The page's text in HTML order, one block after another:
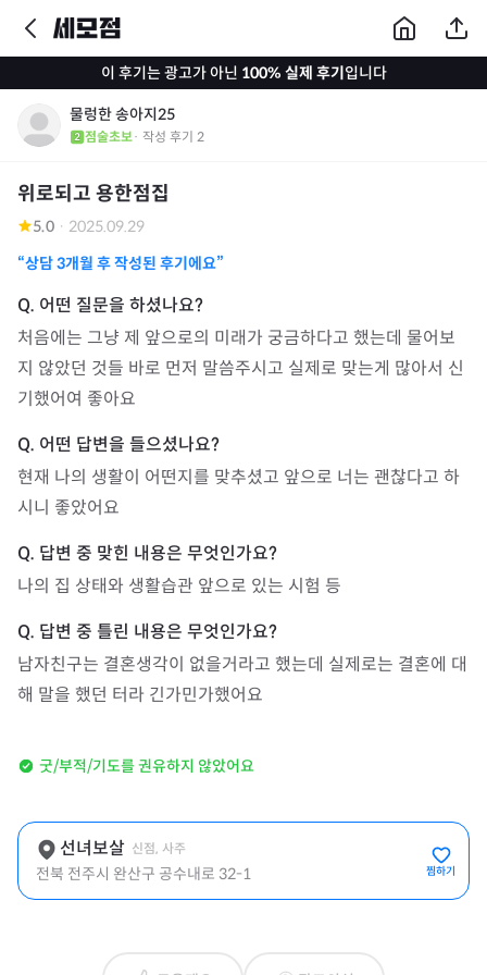
이 후기는 광고가 아닌 100% 실제 후기입니다
물렁한 송아지25
점술초보· 작성 후기 2
위로되고 용한점집
5.0 · 2025.09.29
“상담3개월 후 작성된 후기에요”
처음에는 그냥 제 앞으로의 미래가 궁금하다고 했는데 물어보
지 않았던 것들 바로 먼저 말씀주시고 실제로 맞는게 많아서 신
기했어여 좋아요
현재 나의 생활이 어떤지를 맞추셨고 앞으로 너는 괜찮다고 하
시니 좋았어요
나의 집 상태와 생활습관 앞으로 있는 시험 등
남자친구는 결혼생각이 없을거라고 했는데 실제로는 결혼에 대
해 말을 했던 터라 긴가민가했어요
굿/부적/기도를 권유하지 않았어요
선녀보살 신점, 사주
전북 전주시 완산구 공수내로 32-1 찜하기